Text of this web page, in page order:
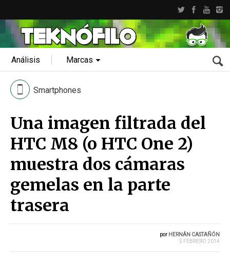
Análisis Marcas
Smartphones
Una imagen filtrada del
HTC M8 (o HTC One 2)
muestra dos cámaras
gemelas en la parte
trasera
por HERNÁN CASTAÑÓN
5 FEBRERO 2014